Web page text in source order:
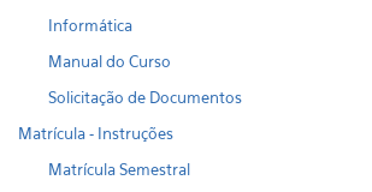
Informática
Manual do Curso
Solicitação de Documentos
Matrícula - Instruções
Matrícula Semestral